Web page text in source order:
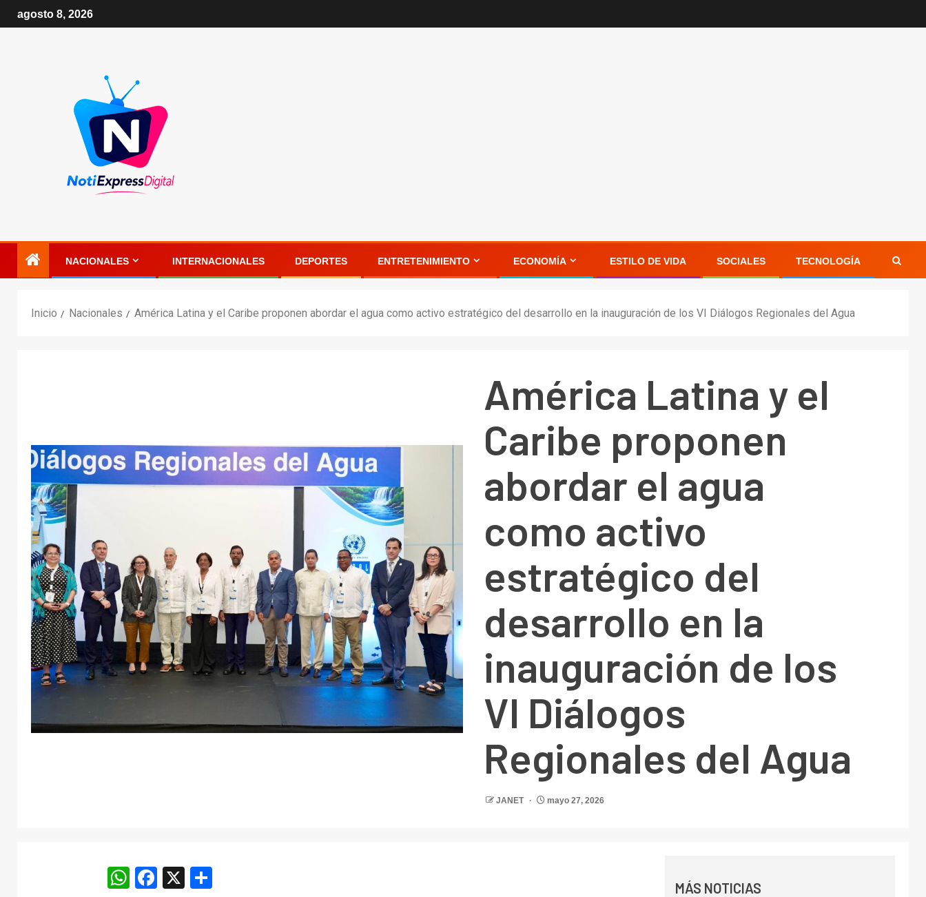
agosto 8, 2026
NACIONALES INTERNACIONALES DEPORTES ENTRETENIMIENTO ECONOMÍA ESTILO DE VIDA SOCIALES TECNOLOGÍA
Inicio Nacionales América Latina y el Caribe proponen abordar el agua como activo estratégico del desarrollo en la inauguración de los VI Diálogos Regionales del Agua
América Latina y el
Caribe proponen
abordar el agua
como activo
estratégico del
desarrollo en la
inauguración de los
VI Diálogos
Regionales del Agua
JANET mayo 27, 2026
WhatsApp
Facebook
X Compartir MÁS NOTICIAS